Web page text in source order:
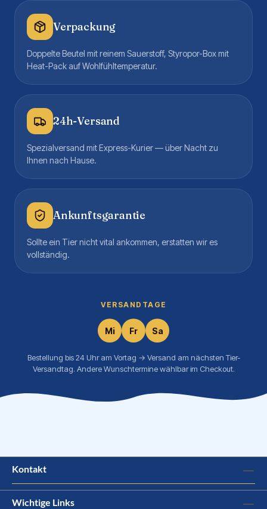
Verpackung
Doppelte Beutel mit reinem Sauerstoff, Styropor-Box mit
Heat-Pack auf Wohlfühltemperatur.
24h-Versand
Spezialversand mit Express-Kurier — über Nacht zu
Ihnen nach Hause.
Ankunftsgarantie
Sollte ein Tier nicht vital ankommen, erstatten wir es
vollständig.
VERSANDTAGE
Mi Fr Sa
Bestellung bis 24 Uhr am Vortag → Versand am nächsten Tier-
Versandtag. Andere Wunschtermine wählbar im Checkout.
Kontakt
Wichtige Links